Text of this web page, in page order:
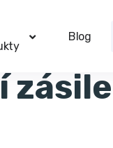
Blog